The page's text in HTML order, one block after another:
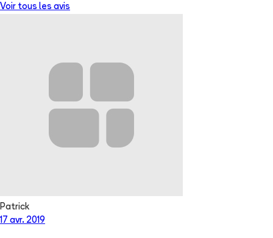
Voir tous les avis
Patrick
17 avr. 2019